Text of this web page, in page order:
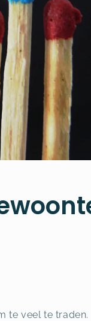
te veel te traden.